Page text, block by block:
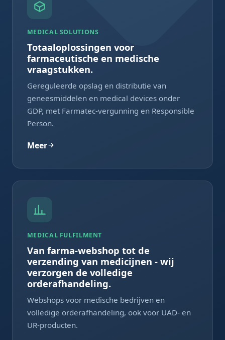
MEDICAL SOLUTIONS
Totaaloplossingen voor
farmaceutische en medische
vraagstukken.
Gereguleerde opslag en distributie van
geneesmiddelen en medical devices onder
GDP, met Farmatec-vergunning en Responsible
Person.
Meer
MEDICAL FULFILMENT
Van farma-webshop tot de
verzending van medicijnen - wij
verzorgen de volledige
orderafhandeling.
Webshops voor medische bedrijven en
volledige orderafhandeling, ook voor UAD- en
UR-producten.